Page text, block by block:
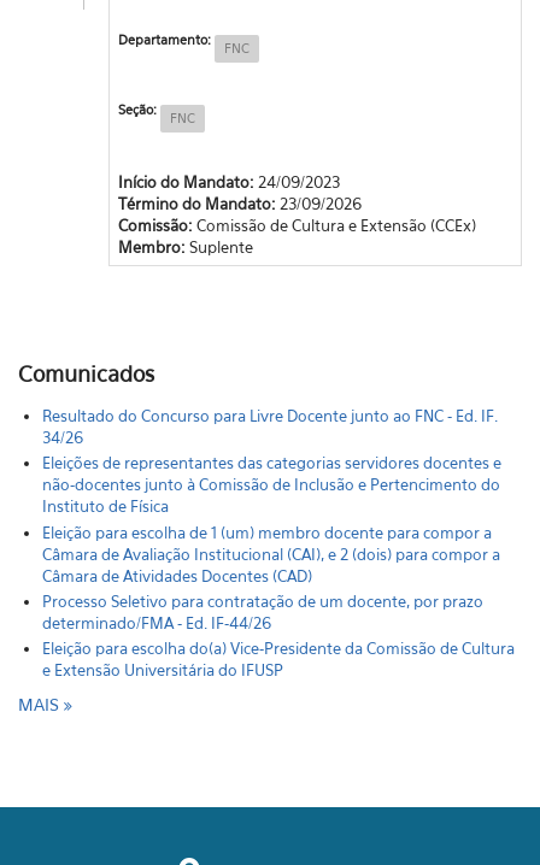
Departamento: FNC
Seção: FNC
Início do Mandato: 24/09/2023
Término do Mandato: 23/09/2026
Comissão: Comissão de Cultura e Extensão (CCEx)
Membro: Suplente
Comunicados
Resultado do Concurso para Livre Docente junto ao FNC - Ed. IF.
34/26
Eleições de representantes das categorias servidores docentes e
não-docentes junto à Comissão de Inclusão e Pertencimento do
Instituto de Física
Eleição para escolha de 1 (um) membro docente para compor a
Câmara de Avaliação Institucional (CAI), e 2 (dois) para compor a
Câmara de Atividades Docentes (CAD)
Processo Seletivo para contratação de um docente, por prazo
determinado/FMA - Ed. IF-44/26
Eleição para escolha do(a) Vice-Presidente da Comissão de Cultura
e Extensão Universitária do IFUSP
MAIS